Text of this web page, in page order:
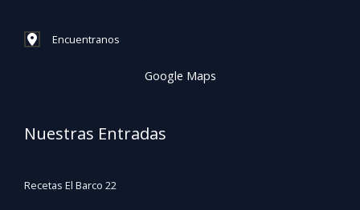
Encuentranos
Google Maps
Nuestras Entradas
Recetas El Barco 22